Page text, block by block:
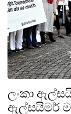
ලංකා
ඇල්සයිමර්